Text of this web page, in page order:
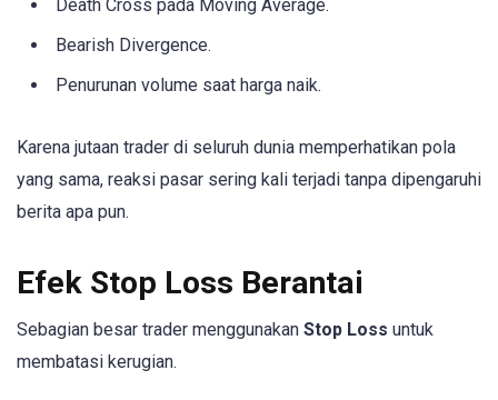
Death Cross pada Moving Average.
Bearish Divergence.
Penurunan volume saat harga naik.
Karena jutaan trader di seluruh dunia memperhatikan pola
yang sama, reaksi pasar sering kali terjadi tanpa dipengaruhi
berita apa pun.
Efek Stop Loss Berantai
Sebagian besar trader menggunakan Stop Loss untuk
membatasi kerugian.